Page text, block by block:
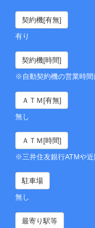
契約機[有無]
有り
契約機[時間]
※自動契約機の営業時間
ＡＴＭ[有無]
無し
ＡＴＭ[時間]
※三井住友銀行ATMや近
駐車場
無し
最寄り駅等